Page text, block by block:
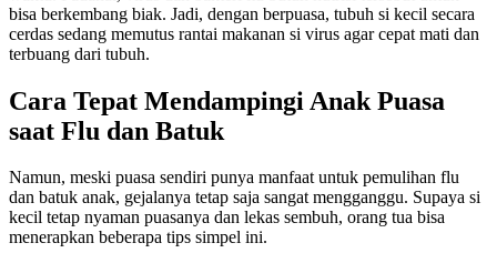
bisa berkembang biak. Jadi, dengan berpuasa, tubuh si kecil secara
cerdas sedang memutus rantai makanan si virus agar cepat mati dan
terbuang dari tubuh.
Cara Tepat Mendampingi Anak Puasa
saat Flu dan Batuk
Namun, meski puasa sendiri punya manfaat untuk pemulihan flu
dan batuk anak, gejalanya tetap saja sangat mengganggu. Supaya si
kecil tetap nyaman puasanya dan lekas sembuh, orang tua bisa
menerapkan beberapa tips simpel ini.